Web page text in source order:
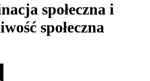
społeczna i
społeczna